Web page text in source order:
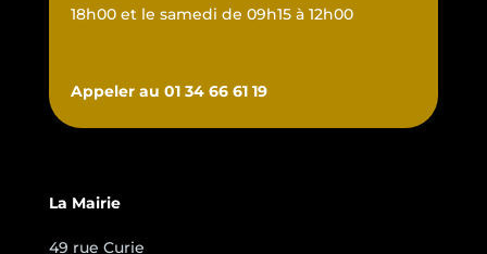
18h00 et le samedi de 09h15 à 12h00
Appeler au 01 34 66 61 19
La Mairie
49 rue Curie